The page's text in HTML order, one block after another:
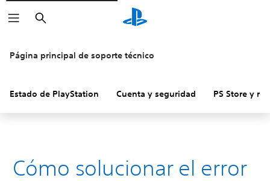
Buscar
Página principal de soporte técnico
Estado de PlayStation Cuenta y seguridad PS Store y
Cómo solucionar el error